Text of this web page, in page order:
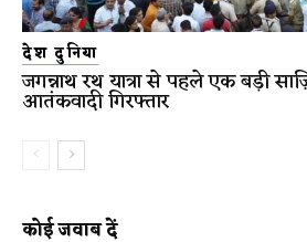
देश दुनिया
जगन्नाथ रथ यात्रा से पहले एक बड़ी
आतंकवादी गिरफ्तार
कोई जवाब दें